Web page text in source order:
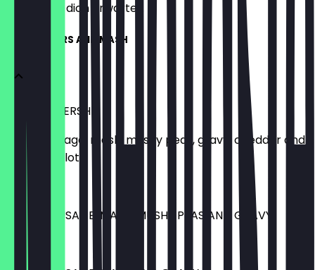
weißt, was dich erwartet.
PIE / BANGERS AND MASH
THE MOTHERSHIP
Pie or sausage, mash, mushy peas, gravy, cheddar and
crispy shallots.
£ 12,50
PIE OR SAUSAGE, MASH, MUSHY PEAS AND GRAVY
£ 11,50